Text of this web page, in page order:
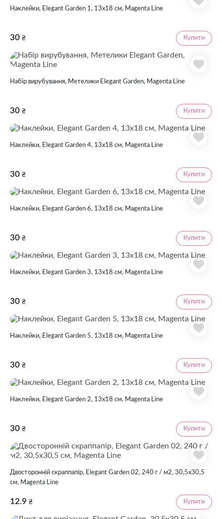
Наклейки, Elegant Garden 1, 13х18 см, Magenta Line
30 ₴ Купити
Набір вирубування, Метелики Elegant Garden, Magenta Line
30 ₴ Купити
Наклейки, Elegant Garden 4, 13х18 см, Magenta Line
30 ₴ Купити
Наклейки, Elegant Garden 6, 13х18 см, Magenta Line
30 ₴ Купити
Наклейки, Elegant Garden 3, 13х18 см, Magenta Line
30 ₴ Купити
Наклейки, Elegant Garden 5, 13х18 см, Magenta Line
30 ₴ Купити
Наклейки, Elegant Garden 2, 13х18 см, Magenta Line
30 ₴ Купити
Двосторонній скраппапір, Elegant Garden 02, 240 г / м2, 30,5х30,5
см, Magenta Line
12.9 ₴ Купити